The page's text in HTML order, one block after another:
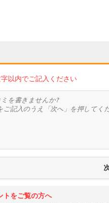
以内でご記入ください
トをご覧の方へ